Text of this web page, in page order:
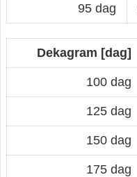
95 dag
Dekagram [dag]
100 dag
125 dag
150 dag
175 dag